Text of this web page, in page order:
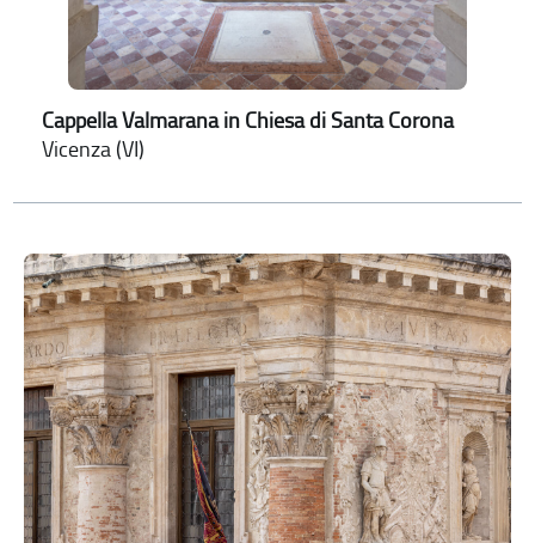
Cappella Valmarana in Chiesa di Santa Corona
Vicenza (VI)